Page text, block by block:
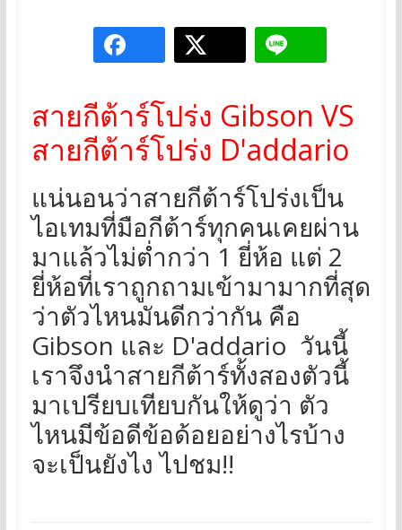
สายกีต้าร์โปร่ง Gibson VS
สายกีต้าร์โปร่ง D'addario
แน่นอนว่าสายกีต้าร์โปร่งเป็น
ไอเทมที่มือกีต้าร์ทุกคนเคยผ่าน
มาแล้วไม่ต่ำกว่า 1 ยี่ห้อ แต่ 2
ยี่ห้อที่เราถูกถามเข้ามามากที่สุด
ว่าตัวไหนมันดีกว่ากัน คือ
Gibson และ D'addario วันนี้
เราจึงนำสายกีต้าร์ทั้งสองตัวนี้
มาเปรียบเทียบกันให้ดูว่า ตัว
ไหนมีข้อดีข้อด้อยอย่างไรบ้าง
จะเป็นยังไง ไปชม!!